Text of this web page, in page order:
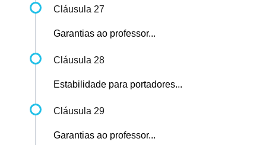
Cláusula 27
Garantias ao professor...
Cláusula 28
Estabilidade para portadores...
Cláusula 29
Garantias ao professor...